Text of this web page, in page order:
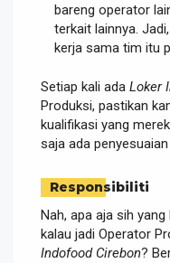
bareng operator
terkait lainnya.
kerja sama tim itu
Setiap kali ada Loker
Produksi, pastikan
kualifikasi yang
saja ada penyesuaian
Responsibiliti
Nah, apa aja sih
kalau jadi Operator
Indofood Cirebon?